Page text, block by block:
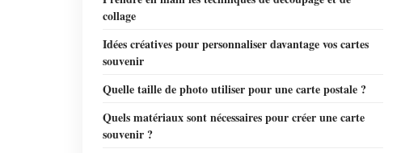
collage
Idées créatives pour personnaliser davantage vos cartes
souvenir
Quelle taille de photo utiliser pour une carte postale ?
Quels matériaux sont nécessaires pour créer une carte
souvenir ?